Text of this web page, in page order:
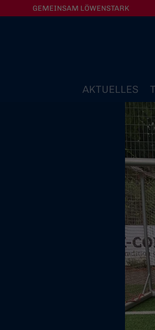
GEMEINSAM LÖWENSTARK
AKTUELLES